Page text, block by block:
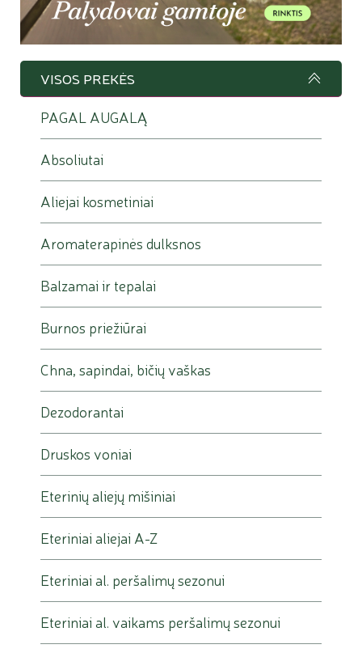
hidrolatas arba tonikas, serumas ir kremas. Augalinis
aliejus gali užbaigti vakaro rutiną, o ryte paskutinis žingsnis
Kuo skiriasi veido kremas ir serumas?
Serumas paprastai yra lengvesnės tekstūros ir skirtas
drėgmę, suteikia komforto ir dažniausiai užbaigia pagrindinę
Kaip naudoti augalinį aliejų veidui?
Keliais lašais aliejaus patepkite švarią, vandeniu arba
hidrolatu sudrėkintą odą. Pradėkite nuo nedidelio kiekio ir
derinti su kremu.
tinka jautriai odai?
Ne visada. Natūralūs ekstraktai, eteriniai aliejai ir kvapiosios
medžiagos taip pat gali dirginti ar sukelti nepageidaujamą
reakciją. Jautriai odai priemones reikėtų rinktis ypač atidžiai
ir iš pradžių atlikti toleravimo testą.
VISOS PREKĖS
PAGAL AUGALĄ
Absoliutai
Aliejai kosmetiniai
Aromaterapinės dulksnos
Balzamai ir tepalai
Burnos priežiūrai
Chna, sapindai, bičių vaškas
Dezodorantai
Druskos voniai
Eterinių aliejų mišiniai
Eteriniai aliejai A-Z
Eteriniai al. peršalimų sezonui
Eteriniai al. vaikams peršalimų sezonui